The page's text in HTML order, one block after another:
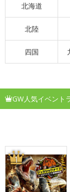
北海道
北陸
四国
GW人気イベント
1